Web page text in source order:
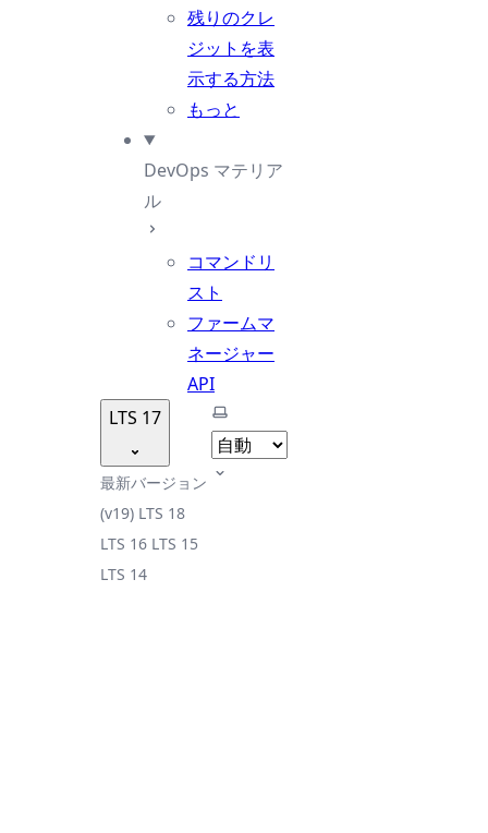
残りのクレ
ジットを表
示する方法
もっと
DevOps マテリア
ル
コマンドリ
スト
ファームマ
ネージャー
API
LTS 17
最新バージョン
(v19) LTS 18
LTS 16 LTS 15
LTS 14
テーマを選択